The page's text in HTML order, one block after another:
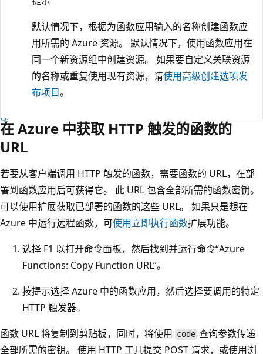
默认情况下，根据为函数应用输入的名称创建函数应
用所需的 Azure 资源。 默认情况下，使用函数应用在
同一个新资源组中创建资源。 如果要自定义关联资源
的名称或重复使用现有资源，请使用高级创建选项发
布项目。
在 Azure 中获取 HTTP 触发的函数的
URL
若要从客户端调用 HTTP 触发的函数，需要函数的 URL，在部
署到函数应用后可获得它。 此 URL 包含全部所需的函数密钥。
可以使用扩展获取已部署的函数的这些 URL。 如果只是想在
Azure 中运行远程函数，可使用立即执行函数扩展功能。
选择 F1 以打开命令面板，然后找到并运行命令“Azure
Functions: Copy Function URL”。
按提示选择 Azure 中的函数应用，然后选择要调用的特定
HTTP 触发器。
函数 URL 将复制到剪贴板，同时，将使用 code 查询参数传递
全部所需的密钥。 使用 HTTP 工具提交 POST 请求，或使用浏